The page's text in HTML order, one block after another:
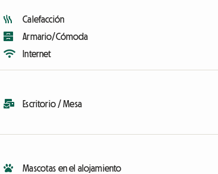
Calefacción
Armario/Cómoda
Internet
Escritorio / Mesa
Mascotas en el alojamiento